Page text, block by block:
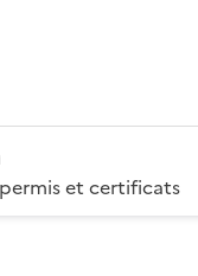
et certificats